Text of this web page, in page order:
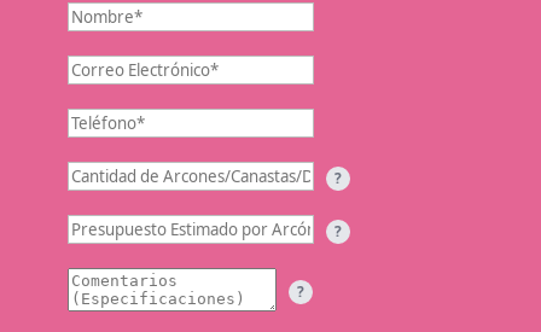
?
?
?